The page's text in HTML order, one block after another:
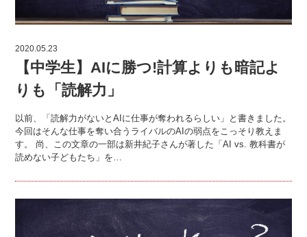
2020.05.23
【中学生】AIに勝つ!計算よりも暗記よ
りも「読解力」
以前、「読解力がないとAIに仕事が奪われるらしい」と書きました。
今回はそんな仕事を奪い合うライバルのAIの弱点をこっそり教えま
す。 尚、この文章の一部は新井紀子さんが著した「AI vs. 教科書が
読めない子どもたち」を…